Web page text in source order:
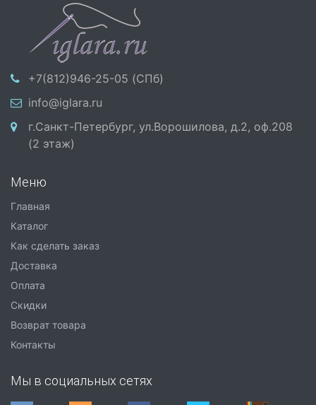
+7(812)946-25-05 (СПб)
info@iglara.ru
г.Санкт-Петербург, ул.Ворошилова, д.2, оф.208
(2 этаж)
Меню
Главная
Каталог
Как сделать заказ
Доставка
Оплата
Скидки
Возврат товара
Контакты
Мы в социальных сетях